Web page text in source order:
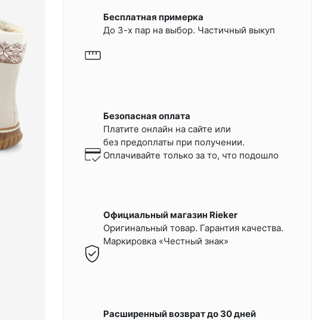
Бесплатная примерка
До 3-х пар на выбор. Частичный выкуп
Безопасная оплата
Платите онлайн на сайте или
без предоплаты при получении.
Оплачивайте только за то, что подошло
Официальный магазин Rieker
Оригинальный товар. Гарантия качества.
Маркировка «Честный знак»
Расширенный возврат до 30 дней